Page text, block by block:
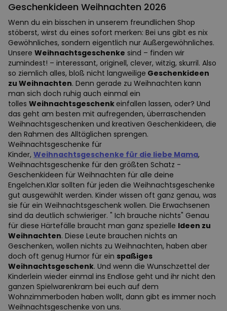
Geschenkideen Weihnachten 2026
Wenn du ein bisschen in unserem freundlichen Shop
stöberst, wirst du eines sofort merken: Bei uns gibt es nix
Gewöhnliches, sondern eigentlich nur Außergewöhnliches.
Unsere Weihnachtsgeschenke sind – finden wir
zumindest! – interessant, originell, clever, witzig, skurril. Also
so ziemlich alles, bloß nicht langweilige Geschenkideen
zu Weihnachten. Denn gerade zu Weihnachten kann
man sich doch ruhig auch einmal ein
tolles Weihnachtsgeschenkeinfallen lassen, oder? Und
das geht am besten mit aufregenden, überraschenden
Weihnachtsgeschenken und kreativen Geschenkideen, die
den Rahmen des Alltäglichen sprengen.
Weihnachtsgeschenke für
Kinder, Weihnachtsgeschenke für die liebe Mama,
Weihnachtsgeschenke für den größten Schatz -
Geschenkideen für Weihnachten für alle deine
Engelchen.Klar sollten für jeden die Weihnachtsgeschenke
gut ausgewählt werden. Kinder wissen oft ganz genau, was
sie für ein Weihnachtsgeschenk wollen. Die Erwachsenen
sind da deutlich schwieriger. " Ich brauche nichts" Genau
für diese Härtefälle braucht man ganz spezielle Ideen zu
Weihnachten. Diese Leute brauchen nichts an
Geschenken, wollen nichts zu Weihnachten, haben aber
doch oft genug Humor für ein spaßiges
Weihnachtsgeschenk. Und wenn die Wunschzettel der
Kinderlein wieder einmal ins Endlose geht und ihr nicht den
ganzen Spielwarenkram bei euch auf dem
Wohnzimmerboden haben wollt, dann gibt es immer noch
Weihnachtsgeschenke von uns.